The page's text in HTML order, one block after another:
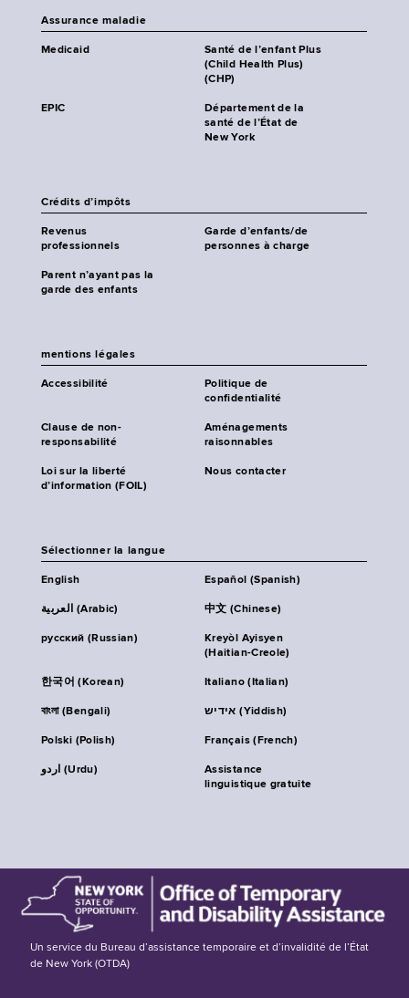
Assurance maladie
Medicaid
Santé de l’enfant Plus
(Child Health Plus)
(CHP)
EPIC
Département de la
santé de l’État de
New York
Crédits d’impôts
Revenus
professionnels
Garde d’enfants/de
personnes à charge
Parent n’ayant pas la
garde des enfants
mentions légales
Accessibilité
Politique de
confidentialité
Clause de non-
responsabilité
Aménagements
raisonnables
Loi sur la liberté
d’information (FOIL)
Nous contacter
Sélectionner la langue
English Español (Spanish)
العربية (Arabic) 中文 (Chinese)
русский (Russian)
Kreyòl Ayisyen
(Haitian-Creole)
한국어 (Korean) Italiano (Italian)
বাংলা (Bengali) אידיש (Yiddish)
Polski (Polish) Français (French)
اردو (Urdu)
Assistance
linguistique gratuite
Un service du Bureau d’assistance temporaire et d’invalidité de l’État
de New York (OTDA)